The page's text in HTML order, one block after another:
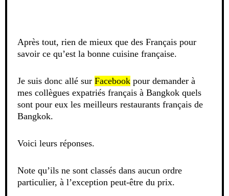
Après tout, rien de mieux que des Français pour
savoir ce qu’est la bonne cuisine française.
Je suis donc allé sur Facebook pour demander à
mes collègues expatriés français à Bangkok quels
sont pour eux les meilleurs restaurants français de
Bangkok.
Voici leurs réponses.
Note qu’ils ne sont classés dans aucun ordre
particulier, à l’exception peut-être du prix.